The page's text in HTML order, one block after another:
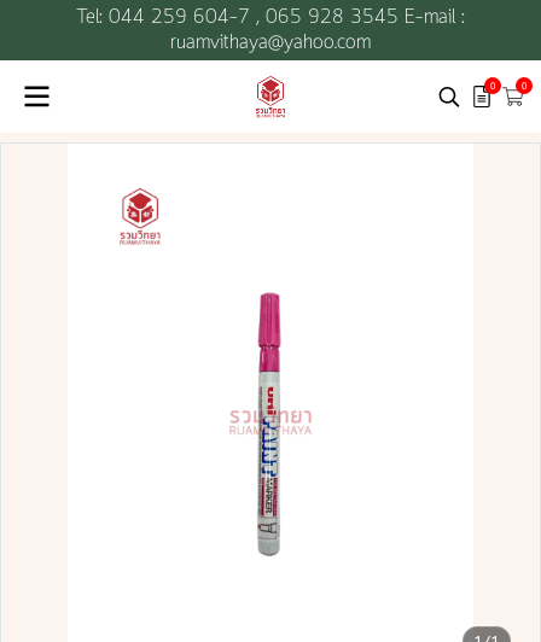
Tel: 044 259 604-7 , 065 928 3545 E-mail :
ruamvithaya@yahoo.com
0 0